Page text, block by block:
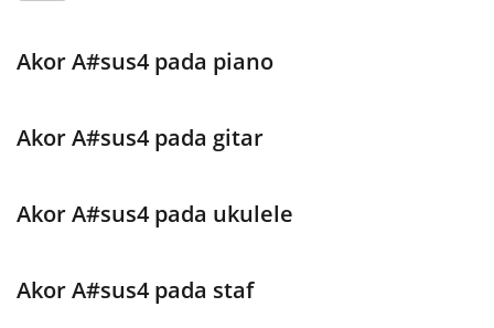
Italiano
日本語
Akor A#sus4 pada piano
Akor A#sus4 pada gitar
Akor A#sus4 pada ukulele
Akor A#sus4 pada staf